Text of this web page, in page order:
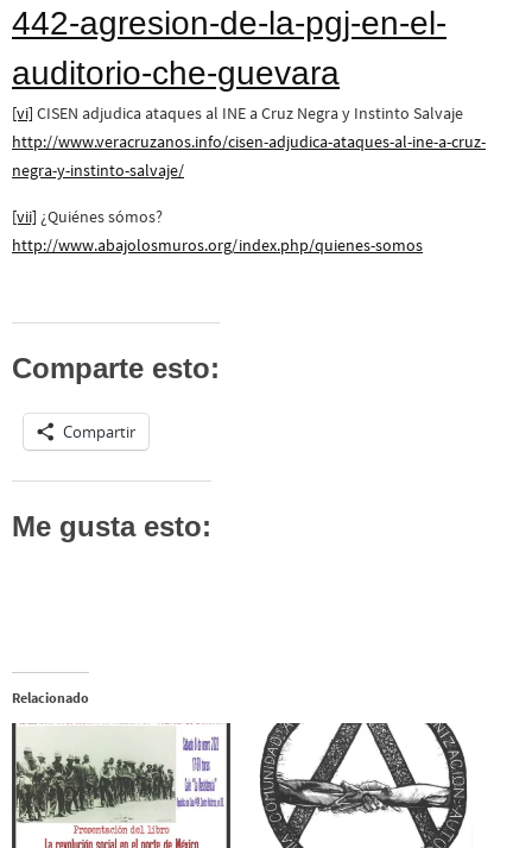
442-agresion-de-la-pgj-en-el-
auditorio-che-guevara
[vi] CISEN adjudica ataques al INE a Cruz Negra y Instinto Salvaje
http://www.veracruzanos.info/cisen-adjudica-ataques-al-ine-a-cruz-
negra-y-instinto-salvaje/
[vii] ¿Quiénes sómos?
http://www.abajolosmuros.org/index.php/quienes-somos
Comparte esto:
Compartir
Me gusta esto:
Relacionado